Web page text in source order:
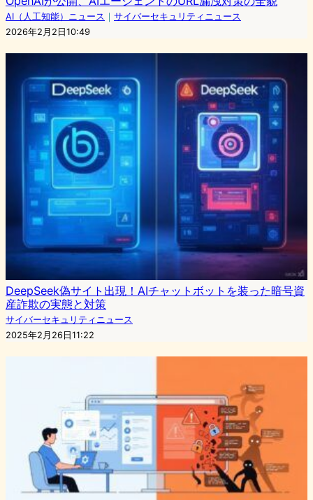
AI（人工知能）ニュース ｜ サイバーセキュリティニュース
2026年2月2日10:49
DeepSeek偽サイト出現！AIチャットボットを装った暗号資
産詐欺の実態と対策
サイバーセキュリティニュース
2025年2月26日11:22